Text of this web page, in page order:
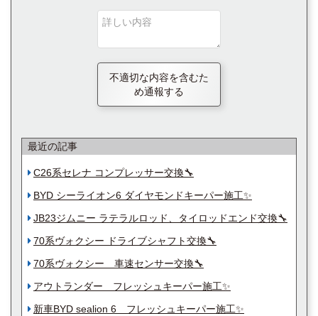
不適切な内容を含むた
め通報する
最近の記事
C26系セレナ コンプレッサー交換🔧
BYD シーライオン6 ダイヤモンドキーパー施工✨️
JB23ジムニー ラテラルロッド、タイロッドエンド交換🔧
70系ヴォクシー ドライブシャフト交換🔧
70系ヴォクシー 車速センサー交換🔧
アウトランダー フレッシュキーパー施工✨️
新車BYD sealion 6 フレッシュキーパー施工✨️